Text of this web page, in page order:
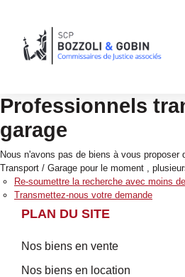
Professionnels
garage
Nous n'avons pas de biens à vous proposer
Transport / Garage pour le moment ,
Re-soumettre la recherche avec moins
Transmettez-nous votre demande
PLAN DU SITE
Nos biens en vente
Nos biens en location